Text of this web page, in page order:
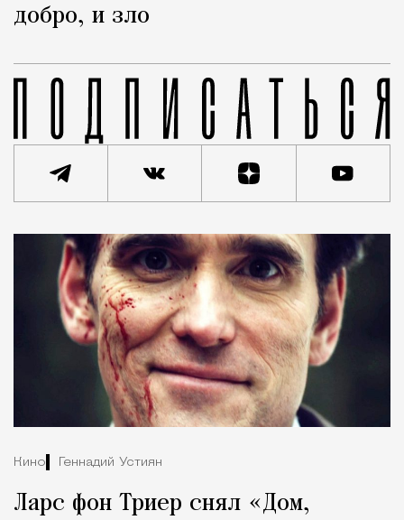
добро, и зло
Кино Геннадий Устиян
Ларс фон Триер снял «Дом,